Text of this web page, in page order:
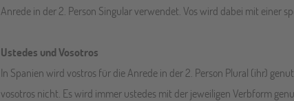
Anrede in der 2. Person Singular verwendet. Vos wird dabei mit einer
Ustedes und Vosotros
In Spanien wird vostros für die Anrede in der 2. Person Plural (ihr)
vosotros nicht. Es wird immer ustedes mit der jeweiligen Verbform